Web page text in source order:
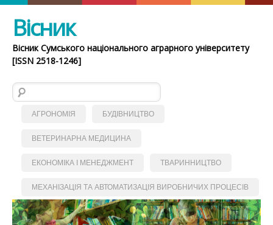
Вісник
Вісник Сумського національного аграрного університету
[ISSN 2518-1246]
Пошук:
АГРОНОМІЯ БУДІВНИЦТВО
ВЕТЕРИНАРНА МЕДИЦИНА
ЕКОНОМІКА І МЕНЕДЖМЕНТ ТВАРИННИЦТВО
МЕХАНІЗАЦІЯ ТА АВТОМАТИЗАЦІЯ ВИРОБНИЧИХ ПРОЦЕСІВ